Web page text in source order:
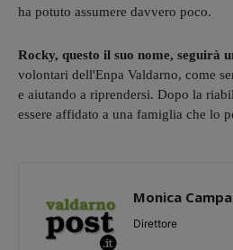
ha potuto assumere davvero poco.
Rocky, questo il suo nome, seguirà
volontari dell'Enpa Valdarno, come
e aiutando a riprendersi. Dopo la
essere affidato a una famiglia che lo
Monica
Direttore